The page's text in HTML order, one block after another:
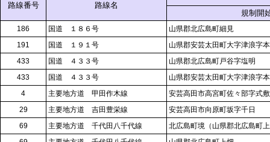
路線番号
路線名
規制開
186 国道 １８６号
山県郡北広島町細見
191
国道 １９１号
山県郡安芸太田町大字津浪字
433
国道 ４３３号
山県郡北広島町戸谷字塩明
433
国道 ４３３号
山県郡安芸太田町大字津浪字
4
主要地方道 甲田作木線
安芸高田市高宮町佐々部字式敷
29
主要地方道 吉田豊栄線
安芸高田市向原町坂字千日
69
主要地方道 千代田八千代線
北広島町境（山県郡北広島町